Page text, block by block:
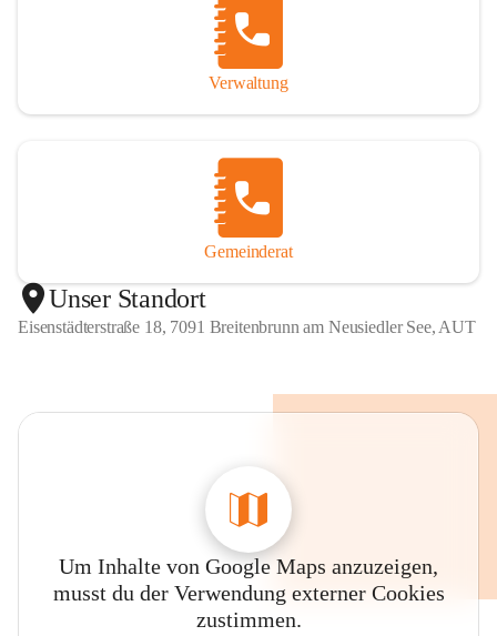
Verwaltung
Gemeinderat
Unser Standort
Eisenstädterstraße 18, 7091 Breitenbrunn am Neusiedler See, AUT
Um Inhalte von Google Maps anzuzeigen,
musst du der Verwendung externer Cookies
zustimmen.